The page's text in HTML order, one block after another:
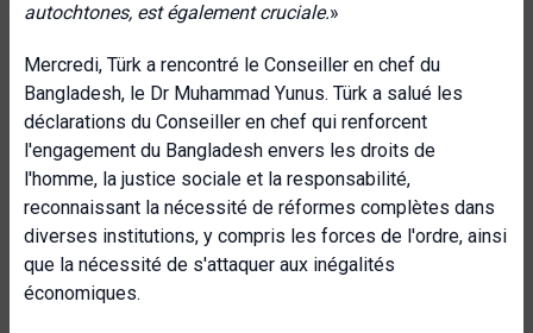
autochtones, est également cruciale.»
Mercredi, Türk a rencontré le Conseiller en chef du
Bangladesh, le Dr Muhammad Yunus. Türk a salué les
déclarations du Conseiller en chef qui renforcent
l'engagement du Bangladesh envers les droits de
l'homme, la justice sociale et la responsabilité,
reconnaissant la nécessité de réformes complètes dans
diverses institutions, y compris les forces de l'ordre, ainsi
que la nécessité de s'attaquer aux inégalités
économiques.